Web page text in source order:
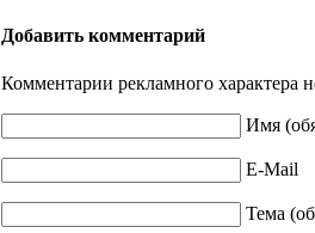
Добавить комментарий
Комментарии рекламного характера
Имя
E-Mail
Тема